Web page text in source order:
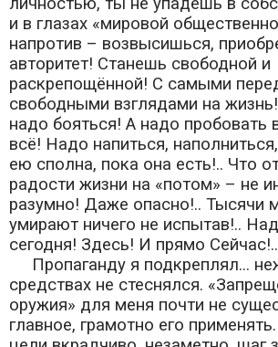
и в глазах «мировой
напротив – возвысишься,
авторитет! Станешь свободной и
раскрепощённой! С самыми
свободными взглядами на
надо бояться! А надо пробовать
всё! Надо напиться,
ею сполна, пока она есть!.. Что
радости жизни на «потом» – не
разумно! Даже опасно!.. Тысячи
умирают ничего не испытав!..
сегодня! Здесь! И прямо
Пропаганду я подкреплял...
средствах не стеснялся.
оружия» для меня почти не
главное, грамотно его